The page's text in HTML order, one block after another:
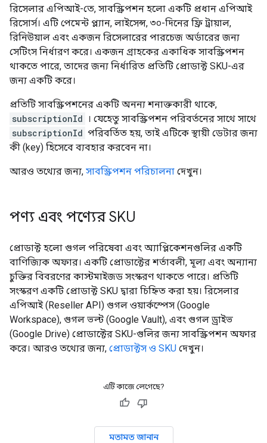
রিসেলার এপিআই-তে, সাবস্ক্রিপশন হলো একটি প্রধান এপিআই
রিসোর্স। এটি পেমেন্ট প্ল্যান, লাইসেন্স, ৩০-দিনের ফ্রি ট্রায়াল,
রিনিউয়াল এবং একজন রিসেলারের পারচেজ অর্ডারের জন্য
সেটিংস নির্ধারণ করে। একজন গ্রাহকের একাধিক সাবস্ক্রিপশন
থাকতে পারে, তাদের জন্য নির্ধারিত প্রতিটি প্রোডাক্ট SKU-এর
জন্য একটি করে।
প্রতিটি সাবস্ক্রিপশনের একটি অনন্য শনাক্তকারী থাকে,
subscriptionId
। যেহেতু সাবস্ক্রিপশন পরিবর্তনের সাথে সাথে
subscriptionId পরিবর্তিত হয়, তাই এটিকে স্থায়ী ডেটার জন্য
কী (key) হিসেবে ব্যবহার করবেন না।
আরও তথ্যের জন্য, সাবস্ক্রিপশন পরিচালনা দেখুন।
পণ্য এবং পণ্যের SKU
প্রোডাক্ট হলো গুগল পরিষেবা এবং অ্যাপ্লিকেশনগুলির একটি
বাণিজ্যিক অফার। একটি প্রোডাক্টের শর্তাবলী, মূল্য এবং অন্যান্য
চুক্তির বিবরণের কাস্টমাইজড সংস্করণ থাকতে পারে। প্রতিটি
সংস্করণ একটি প্রোডাক্ট SKU দ্বারা চিহ্নিত করা হয়। রিসেলার
এপিআই (Reseller API) গুগল ওয়ার্কস্পেস (Google
Workspace), গুগল ভল্ট (Google Vault), এবং গুগল ড্রাইভ
(Google Drive) প্রোডাক্টের SKU-গুলির জন্য সাবস্ক্রিপশন অফার
করে। আরও তথ্যের জন্য, প্রোডাক্টস ও SKU দেখুন।
এটি কাজে লেগেছে?
মতামত জানান